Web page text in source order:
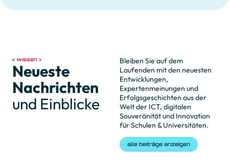
wissen
Neueste
Nachrichten
und Einblicke
Bleiben Sie auf dem
Laufenden mit den neuesten
Entwicklungen,
Expertenmeinungen und
Erfolgsgeschichten aus der
Welt der ICT, digitalen
Souveränität und Innovation
für Schulen & Universitäten.
alle beiträge anzeigen